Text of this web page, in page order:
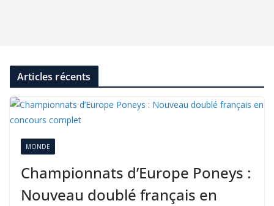
Articles récents
MONDE
Championnats d’Europe Poneys :
Nouveau doublé français en